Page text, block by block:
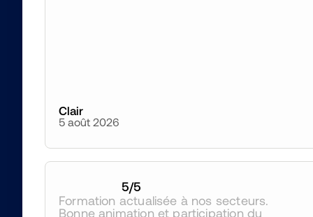
Clair
5 août 2026
5/5
Formation actualisée à nos secteurs.
Bonne animation et participation du